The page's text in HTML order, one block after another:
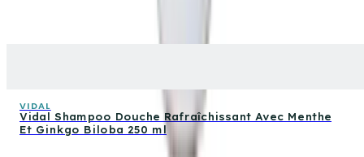
VIDAL
Vidal Shampoo Douche Rafraîchissant Avec Menthe
Et Ginkgo Biloba 250 ml